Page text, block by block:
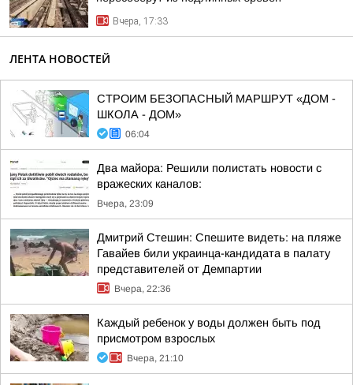
Вчера, 17:33
ЛЕНТА НОВОСТЕЙ
СТРОИМ БЕЗОПАСНЫЙ МАРШРУТ «ДОМ -
ШКОЛА - ДОМ»
06:04
Два майора: Решили полистать новости с
вражеских каналов:
Вчера, 23:09
Дмитрий Стешин: Спешите видеть: на пляже
Гавайев били украинца-кандидата в палату
представителей от Демпартии
Вчера, 22:36
Каждый ребенок у воды должен быть под
присмотром взрослых
Вчера, 21:10